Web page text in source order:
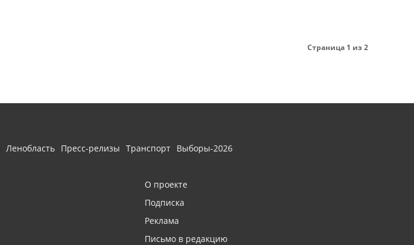
Страница 1 из 2
Ленобласть Пресс-релизы Транспорт Выборы-2026
О проекте
Подписка
Реклама
Письмо в редакцию